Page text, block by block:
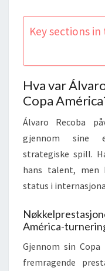
Key sections
Hva var
Copa
Álvaro Recoba
gjennom sine
strategiske spill.
hans talent, men
status i
América-
Gjennom sin Copa
fremragende